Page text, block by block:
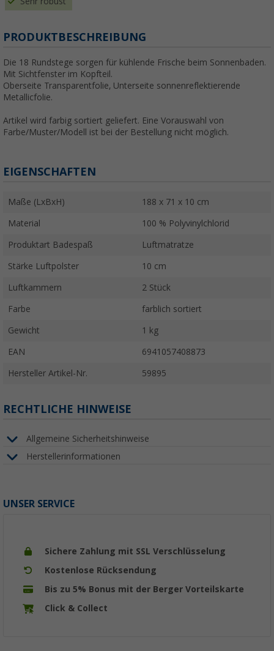
PRODUKTBESCHREIBUNG
Die 18 Rundstege sorgen für kühlende Frische beim Sonnenbaden.
Mit Sichtfenster im Kopfteil.
Oberseite Transparentfolie, Unterseite sonnenreflektierende
Metallicfolie.
Artikel wird farbig sortiert geliefert. Eine Vorauswahl von
Farbe/Muster/Modell ist bei der Bestellung nicht möglich.
EIGENSCHAFTEN
Maße (LxBxH) 188 x 71 x 10 cm
Material 100 % Polyvinylchlorid
Produktart Badespaß Luftmatratze
Stärke Luftpolster 10 cm
Luftkammern 2 Stück
Farbe farblich sortiert
Gewicht 1 kg
EAN 6941057408873
Hersteller Artikel-Nr. 59895
RECHTLICHE HINWEISE
Allgemeine Sicherheitshinweise
Herstellerinformationen
UNSER SERVICE
Sichere Zahlung mit SSL Verschlüsselung
Kostenlose Rücksendung
Bis zu 5% Bonus mit der Berger Vorteilskarte
Click & Collect